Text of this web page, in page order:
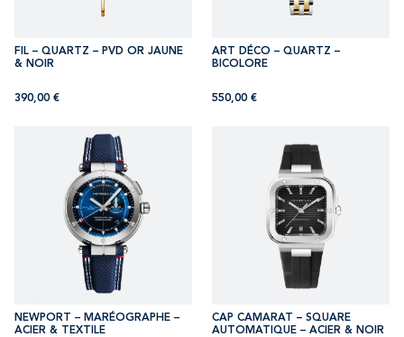
FIL – QUARTZ – PVD OR JAUNE
& NOIR
390,00 €
ART DÉCO – QUARTZ –
BICOLORE
550,00 €
NEWPORT – MARÉOGRAPHE –
ACIER & TEXTILE
CAP CAMARAT – SQUARE
AUTOMATIQUE – ACIER & NOIR